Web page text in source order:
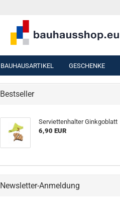
BAUHAUSARTIKEL GESCHENKE
Bestseller
Serviettenhalter Ginkgoblatt
6,90 EUR
Newsletter-Anmeldung